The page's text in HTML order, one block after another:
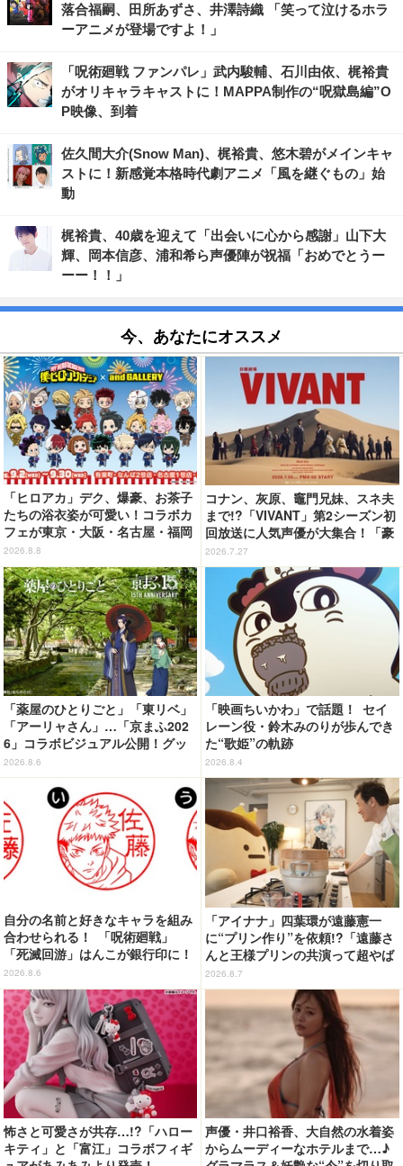
落合福嗣、田所あずさ、井澤詩織 「笑って泣けるホラ
ーアニメが登場ですよ！」
「呪術廻戦 ファンパレ」武内駿輔、石川由依、梶裕貴
がオリキャラキャストに！MAPPA制作の“呪獄島編”O
P映像、到着
佐久間大介(Snow Man)、梶裕貴、悠木碧がメインキャ
ストに！新感覚本格時代劇アニメ「風を継ぐもの」始
動
梶裕貴、40歳を迎えて「出会いに心から感謝」山下大
輝、岡本信彦、浦和希ら声優陣が祝福「おめでとうー
ーー！！」
今、あなたにオススメ
「ヒロアカ」デク、爆豪、お茶子
たちの浴衣姿が可愛い！コラボカ
フェが東京・大阪・名古屋・福岡
で開催
2026.8.8
コナン、灰原、竈門兄妹、スネ夫
まで!?「VIVANT」第2シーズン初
回放送に人気声優が大集合！「豪
華すぎる」花江夏樹＆鬼頭明里＆
関智一＆高山みなみら出演
2026.7.27
「薬屋のひとりごと」「東リベ」
「アーリャさん」…「京まふ202
6」コラボビジュアル公開！グッ
ズなどの最新情報も
2026.8.6
「映画ちいかわ」で話題！ セイ
レーン役・鈴木みのりが歩んでき
た“歌姫”の軌跡
2026.8.4
自分の名前と好きなキャラを組み
合わせられる！ 「呪術廻戦」
「死滅回游」はんこが銀行印に！
虎杖悠仁、乙骨憂太ら16キャラ追
加で全104種
2026.8.6
「アイナナ」四葉環が遠藤憲一
に“プリン作り”を依頼!?「遠藤さ
んと王様プリンの共演って超やば
くね!?」
2026.8.7
怖さと可愛さが共存…!?「ハロー
キティ」と「富江」コラボフィギ
声優・井口裕香、大自然の水着姿
からムーディーなホテルまで…♪